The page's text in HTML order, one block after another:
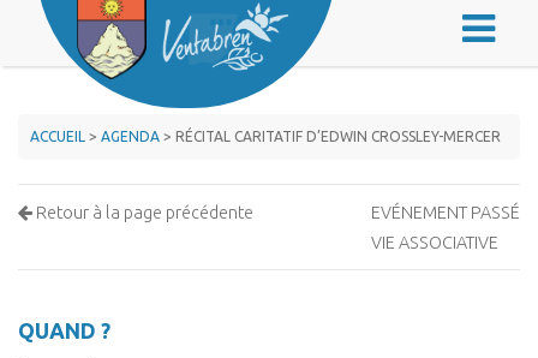
ACCUEIL > AGENDA > RÉCITAL CARITATIF D’EDWIN CROSSLEY-MERCER
Retour à la page précédente
EVÉNEMENT PASSÉ
VIE ASSOCIATIVE
QUAND ?